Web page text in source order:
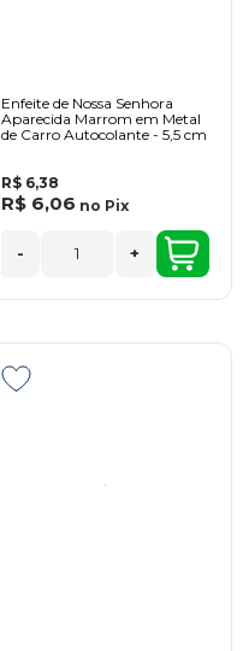
Enfeite de Nossa Senhora
Aparecida Marrom em Metal
de Carro Autocolante - 5,5 cm
R$ 6,38
R$ 6,06 no Pix
- +